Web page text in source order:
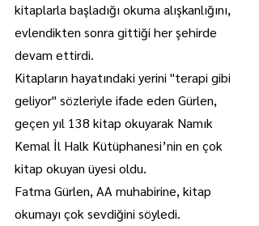
kitaplarla başladığı okuma alışkanlığını,
evlendikten sonra gittiği her şehirde
devam ettirdi.
Kitapların hayatındaki yerini "terapi gibi
geliyor" sözleriyle ifade eden Gürlen,
geçen yıl 138 kitap okuyarak Namık
Kemal İl Halk Kütüphanesi’nin en çok
kitap okuyan üyesi oldu.
Fatma Gürlen, AA muhabirine, kitap
okumayı çok sevdiğini söyledi.